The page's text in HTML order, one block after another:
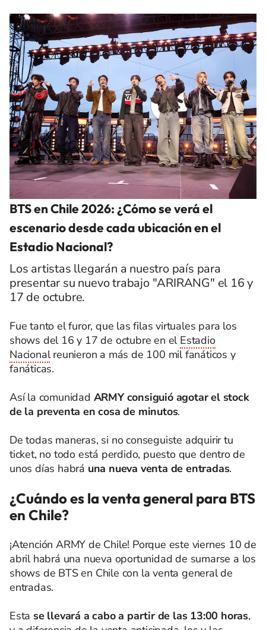
BTS en Chile 2026: ¿Cómo se verá el
escenario desde cada ubicación en el
Estadio Nacional?
Los artistas llegarán a nuestro país para
presentar su nuevo trabajo "ARIRANG" el 16 y
17 de octubre.
Fue tanto el furor, que las filas virtuales para los
shows del 16 y 17 de octubre en el Estadio
Nacionalreunieron a más de 100 mil fanáticos y
fanáticas.
Así la comunidad ARMY consiguió agotar el stock
de la preventa en cosa de minutos.
De todas maneras, si no conseguiste adquirir tu
ticket, no todo está perdido, puesto que dentro de
unos días habrá una nueva venta de entradas.
¿Cuándo es la venta general para BTS
en Chile?
¡Atención ARMY de Chile! Porque este viernes 10 de
abril habrá una nueva oportunidad de sumarse a los
shows de BTS en Chile con la venta general de
entradas.
Esta se llevará a cabo a partir de las 13:00 horas,